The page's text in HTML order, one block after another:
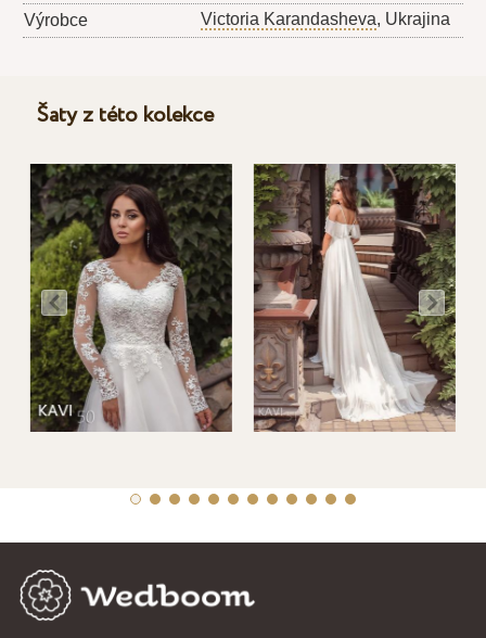
Výrobce
Victoria Karandasheva, Ukrajina
Šaty z této kolekce